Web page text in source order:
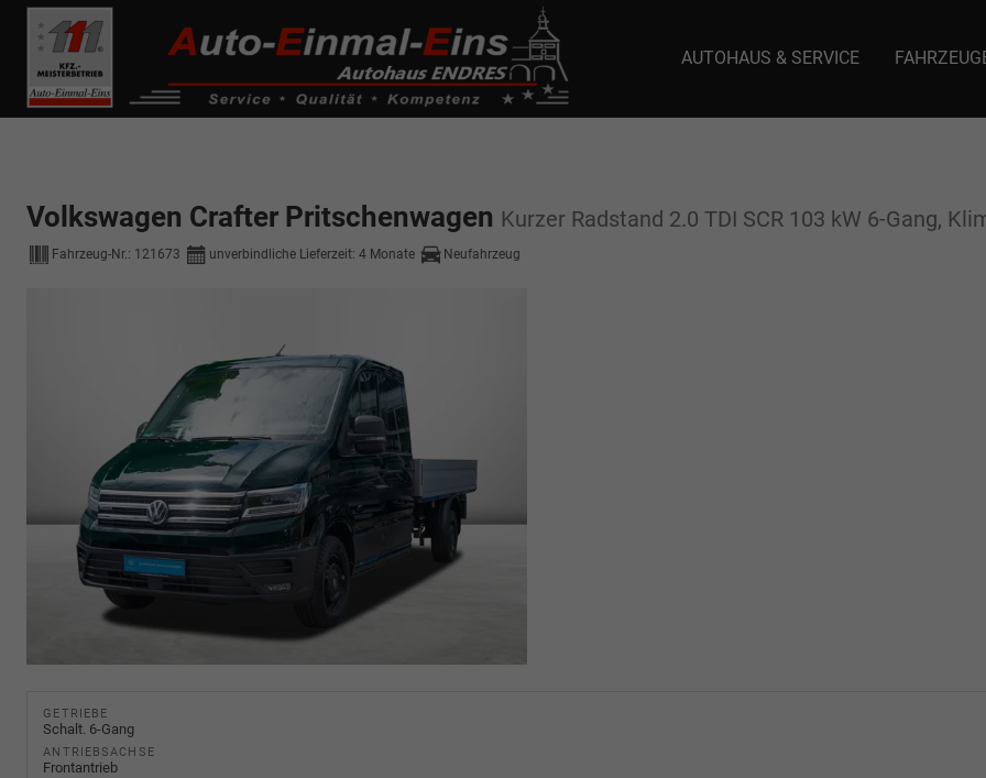
------------ Host Name : selector1._domainkey Points to address or value: selector1-aee-de0k._domainkey.autoeinmaleins.onmicrosoft.com Host
de0k._domainkey.autoeinmaleins.onmicrosoft.com
AUTOHAUS & SERVICE
Volkswagen Crafter Pritschenwagen Kurzer Radstand 2.0 TDI SCR 103 kW 6-Gang,
Fahrzeug-Nr.: 121673 unverbindliche Lieferzeit: 4 Monate Neufahrzeug
GETRIEBE
Schalt. 6-Gang
ANTRIEBSACHSE
Frontantrieb